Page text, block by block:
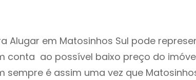
Alugar em Matosinhos Sul pode
conta ao possível baixo preço do
sempre é assim uma vez que